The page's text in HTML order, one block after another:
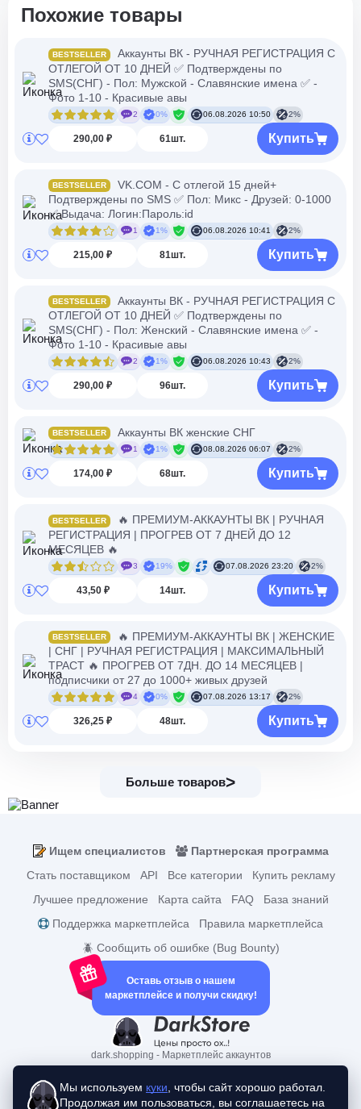
Похожие товары
BESTSELLER
Аккаунты ВК - РУЧНАЯ РЕГИСТРАЦИЯ С
ОТЛЕГОЙ ОТ 10 ДНЕЙ ✅ Подтверждены по
SMS(СНГ) - Пол: Мужской - Славянские имена ✅ -
Фото 1-10 - Красивые авы
2 0% 06.08.2026 10:50 2%
290,00 ₽ 61шт. Купить
BESTSELLER
VK.COM - С отлегой 15 дней+
Подтверждены по SMS ✅ Пол: Микс - Друзей: 0-1000
✅ Выдача: Логин:Пароль:id
1 1% 06.08.2026 10:41 2%
215,00 ₽ 81шт. Купить
BESTSELLER
Аккаунты ВК - РУЧНАЯ РЕГИСТРАЦИЯ С
ОТЛЕГОЙ ОТ 10 ДНЕЙ ✅ Подтверждены по
SMS(СНГ) - Пол: Женский - Славянские имена ✅ -
Фото 1-10 - Красивые авы
2 1% 06.08.2026 10:43 2%
290,00 ₽ 96шт. Купить
BESTSELLER Аккаунты ВК женские СНГ
1 1% 08.08.2026 06:07 2%
174,00 ₽ 68шт. Купить
BESTSELLER
🔥 ПРЕМИУМ-АККАУНТЫ ВК | РУЧНАЯ
РЕГИСТРАЦИЯ | ПРОГРЕВ ОТ 7 ДНЕЙ ДО 12
МЕСЯЦЕВ 🔥
3 19% 07.08.2026 23:20 2%
43,50 ₽ 14шт. Купить
BESTSELLER
🔥 ПРЕМИУМ-АККАУНТЫ ВК | ЖЕНСКИЕ
| СНГ | РУЧНАЯ РЕГИСТРАЦИЯ | МАКСИМАЛЬНЫЙ
ТРАСТ 🔥 ПРОГРЕВ ОТ 7ДН. ДО 14 МЕСЯЦЕВ |
подписчики от 27 до 1000+ живых друзей
4 0% 07.08.2026 13:17 2%
326,25 ₽ 48шт. Купить
Больше товаров
dark.shopping - Маркетплейс аккаунтов
Актуальные адреса: darkstore.contact
Ищем специалистов
Партнерская программа
Стать поставщиком
API Все категории
Купить рекламу
Лучшее предложение
Карта сайта FAQ
База знаний
Поддержка маркетплейса
Правила маркетплейса
🪲 Сообщить об ошибке (Bug Bounty)
Оставь отзыв о нашем
маркетплейсе и получи скидку!
Мы используем куки , чтобы сайт хорошо работал.
Продолжая им пользоваться, вы соглашаетесь на